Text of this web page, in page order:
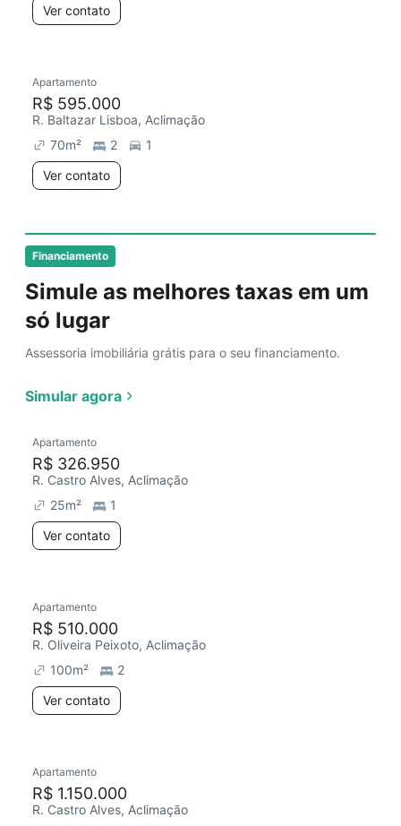
Financiamento
Simule as melhores taxas em um
só lugar
Assessoria imobiliária grátis para o seu financiamento.
Simular agora
Ver contato
Apartamento
R$ 595.000
R. Baltazar Lisboa, Aclimação
70m² 2
1
Ver contato
Apartamento
R$ 326.950
R. Castro Alves, Aclimação
25m²
1
Ver contato
Apartamento
R$ 510.000
R. Oliveira Peixoto, Aclimação
100m²
2
Ver contato
Apartamento
R$ 1.150.000
R. Castro Alves, Aclimação